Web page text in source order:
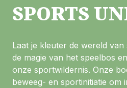
SPORTS
Laat je kleuter de wereld
de magie van het speelbos
onze sportwildernis. Onze
beweeg- en sportinitiatie om